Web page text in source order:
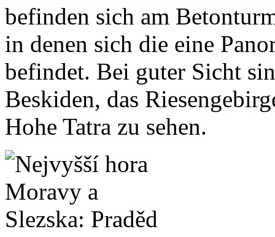
befinden sich am
in denen sich die eine
befindet. Bei guter Sicht
Beskiden, das
Hohe Tatra zu sehen.